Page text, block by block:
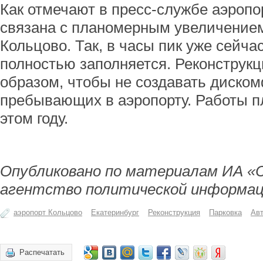
Как отмечают в пресс-службе
связана с планомерным
Кольцово. Так, в часы пик уже
полностью заполняется.
образом, чтобы не создавать
пребывающих в аэропорту. Работы
этом году.
Опубликовано по материалам ИА
агентство политической
аэропорт Кольцово Екатеринбург Реконструкция Парковка
Распечатать